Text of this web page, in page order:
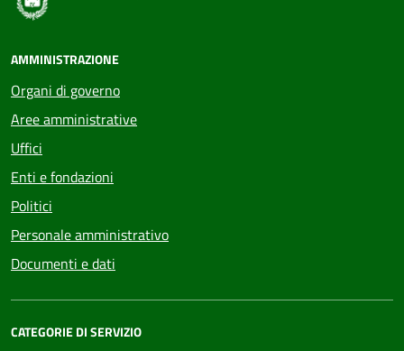
AMMINISTRAZIONE
Organi di governo
Aree amministrative
Uffici
Enti e fondazioni
Politici
Personale amministrativo
Documenti e dati
CATEGORIE DI SERVIZIO